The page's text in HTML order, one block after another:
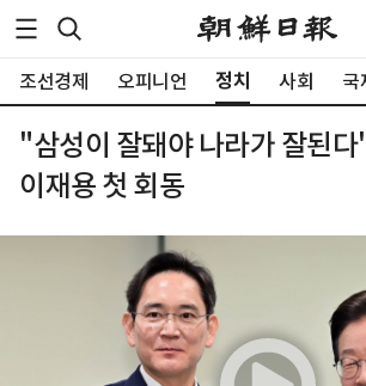
조선경제 오피니언 정치 사회 국
"삼성이 잘돼야 나라가 잘된
이재용 첫 회동